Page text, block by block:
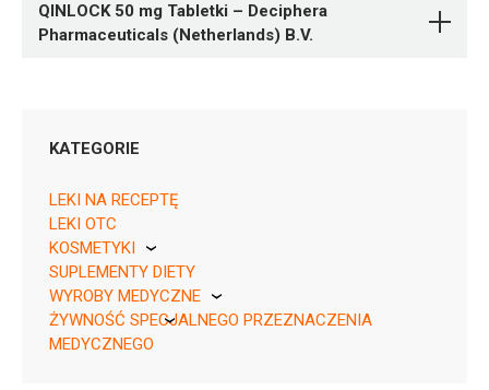
QINLOCK 50 mg Tabletki – Deciphera
Pharmaceuticals (Netherlands) B.V.
Rpz ¦ EU/1/21/1569/002 ¦ 143288
90 tabl.
¦ UR/Z/4b/087/24 – 03400930243640 ¦
UR/Z/4b/117/25 – 03400930243640 ¦
KATEGORIE
LEKI NA RECEPTĘ
LEKI OTC
KOSMETYKI
Pierre Fabre
SUPLEMENTY DIETY
WYROBY MEDYCZNE
KikGel
ŻYWNOŚĆ SPECJALNEGO PRZEZNACZENIA
MEDYCZNEGO